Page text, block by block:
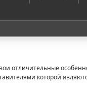
отличительные
которой